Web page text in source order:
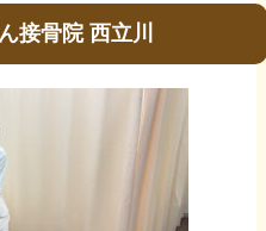
接骨院 西立川